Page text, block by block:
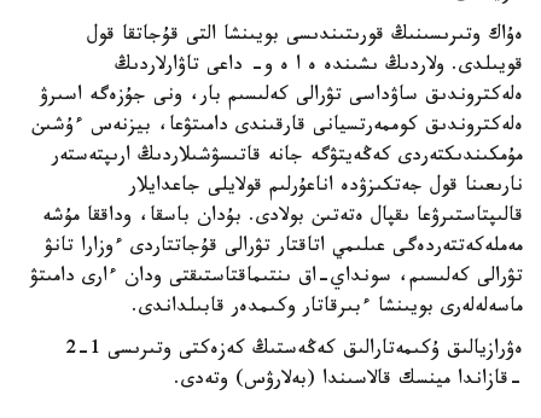
ەۇاك وتىرىسىنىڭ قورىتىندىسى بويىنشا التى قۇجاتقا قول
قويىلدى. ولاردىڭ ىشىندە ە ا ە و- داعى تاۋارلاردىڭ
ەلەكتروندىق ساۋداسى تۋرالى كەلىسىم بار، ونى جۇزەگە اسىرۋ
ەلەكتروندىق كوممەرتسيانى قارقىندى دامىتۋعا، بيزنەس ءۇشىن
مۇمكىندىكتەردى كەڭەيتۋگە جانە قاتىسۋشىلاردىڭ ارىپتەستەر
نارىعىنا قول جەتكىزۋدە اناعۇرلىم قولايلى جاعدايلار
قالىپتاستىرۋعا ىقپال ەتەتىن بولادى. بۇدان باسقا، وداققا مۇشە
مەملەكەتتەردەگى عىلىمي اتاقتار تۋرالى قۇجاتتاردى ءوزارا تانۋ
تۋرالى كەلىسىم، سونداي-اق ىنتىماقتاستىقتى ودان ءارى دامىتۋ
ماسەلەلەرى بويىنشا ءبىرقاتار وكىمدەر قابىلداندى.
ەۋرازيالىق ۇكىمەتارالىق كەڭەستىڭ كەزەكتى وتىرىسى 1-2
-قازاندا مينسك قالاسىندا (بەلارۋس) وتەدى.